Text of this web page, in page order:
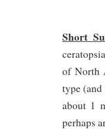
Short
of North
type
about 1
perhaps